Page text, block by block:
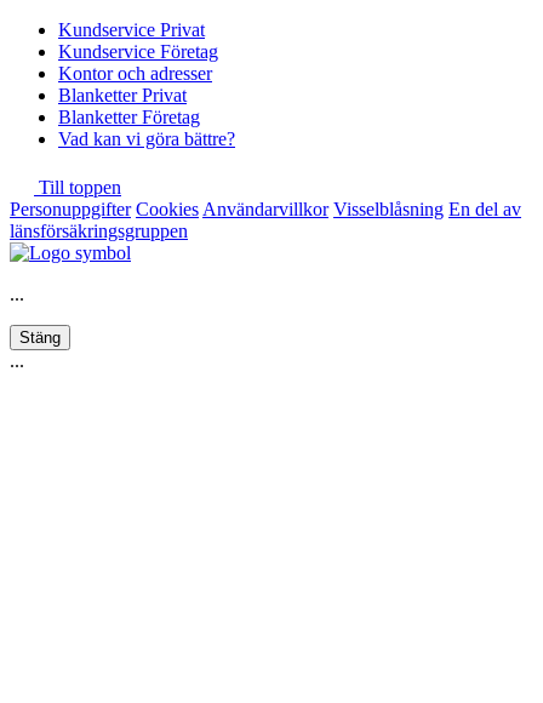
Kundservice Privat
Kundservice Företag
Kontor och adresser
Blanketter Privat
Blanketter Företag
Vad kan vi göra bättre?
Till toppen
Personuppgifter Cookies Användarvillkor Visselblåsning En del av
länsförsäkringsgruppen
...
Stäng
...